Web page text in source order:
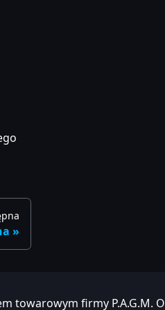
towarowym firmy P.A.G.M.